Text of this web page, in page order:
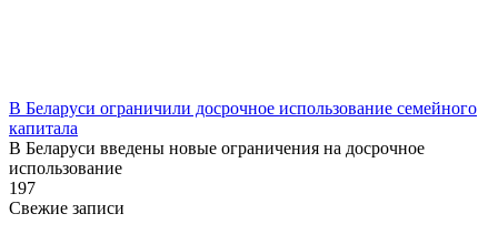
В Беларуси ограничили досрочное использование семейного
капитала
В Беларуси введены новые ограничения на досрочное
использование
197
Свежие записи